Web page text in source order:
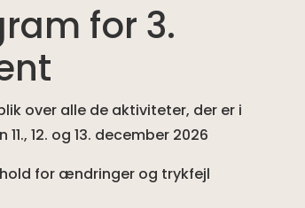
for 3.
over alle de aktiviteter, der er i
11., 12. og 13. december 2026
for ændringer og trykfejl